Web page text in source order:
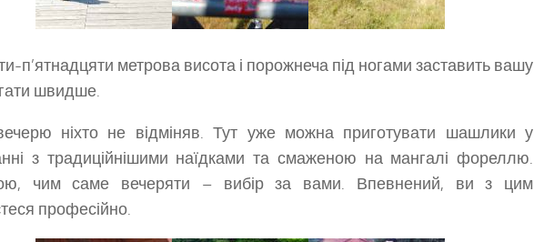
п’ятнадцяти метрова висота і порожнеча під ногами заставить вашу
швидше.
ніхто не відміняв. Тут уже можна приготувати шашлики у
з традиційнішими наїдками та смаженою на мангалі фореллю.
чим саме вечеряти – вибір за вами. Впевнений, ви з цим
професійно.